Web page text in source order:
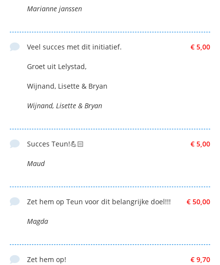
Marianne janssen
€ 5,00
Veel succes met dit initiatief.
Groet uit Lelystad,
Wijnand, Lisette & Bryan
Wijnand, Lisette & Bryan
€ 5,00
Succes Teun!💪🏻
Maud
€ 50,00
Zet hem op Teun voor dit belangrijke doel!!!
Magda
€ 9,70
Zet hem op!